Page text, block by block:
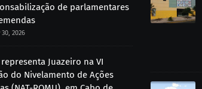
de parlamentares
30, 2026
representa Juazeiro na VI
do Nivelamento de Ações